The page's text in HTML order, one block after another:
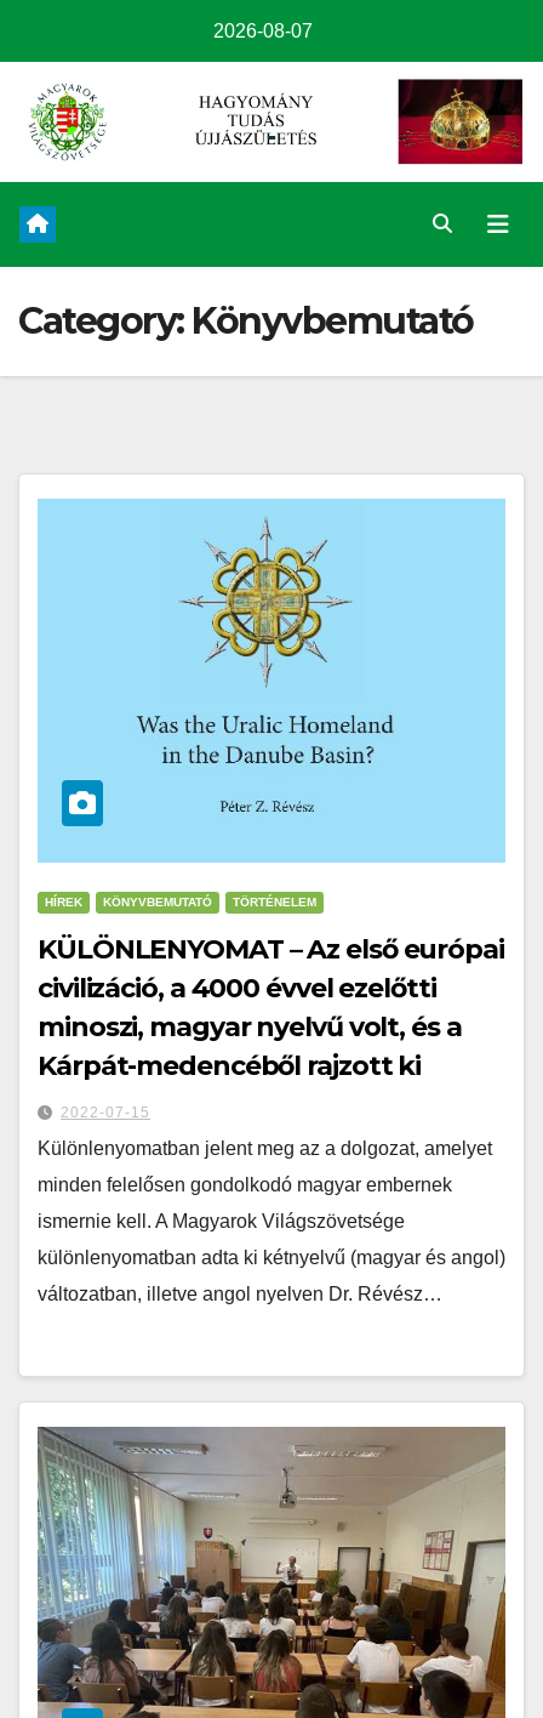
2026-08-07
Category: Könyvbemutató
HÍREK KÖNYVBEMUTATÓ TÖRTÉNELEM
KÜLÖNLENYOMAT – Az első európai
civilizáció, a 4000 évvel ezelőtti
minoszi, magyar nyelvű volt, és a
Kárpát-medencéből rajzott ki
2022-07-15
Különlenyomatban jelent meg az a dolgozat, amelyet
minden felelősen gondolkodó magyar embernek
ismernie kell. A Magyarok Világszövetsége
különlenyomatban adta ki kétnyelvű (magyar és angol)
változatban, illetve angol nyelven Dr. Révész…